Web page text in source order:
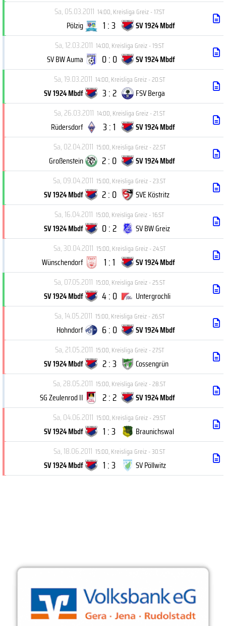
Sa, 05.03.2011 14:00,Kreisliga Greiz - 17.ST
Pölzig 1 : 3
SV 1924 Mbdf
Sa, 12.03.2011 14:00,Kreisliga Greiz - 19.ST
SV BW Auma 0 : 0
SV 1924 Mbdf
Sa, 19.03.2011 14:00,Kreisliga Greiz - 20.ST
SV 1924 Mbdf 3 : 2
FSV Berga
Sa, 26.03.2011 14:00,Kreisliga Greiz - 21.ST
Rüdersdorf 3 : 1
SV 1924 Mbdf
Sa, 02.04.2011 15:00,Kreisliga Greiz - 22.ST
Großenstein 2 : 0
SV 1924 Mbdf
Sa, 09.04.2011 15:00,Kreisliga Greiz - 23.ST
SV 1924 Mbdf 2 : 0
SVE Köstritz
Sa, 16.04.2011 15:00,Kreisliga Greiz - 16.ST
SV 1924 Mbdf 0 : 2
SV BW Greiz
Sa, 30.04.2011 15:00,Kreisliga Greiz - 24.ST
Wünschendorf 1 : 1
SV 1924 Mbdf
Sa, 07.05.2011 15:00,Kreisliga Greiz - 25.ST
SV 1924 Mbdf 4 : 0
Untergrochli
Sa, 14.05.2011 15:00,Kreisliga Greiz - 26.ST
Hohndorf 6 : 0
SV 1924 Mbdf
Sa, 21.05.2011 15:00,Kreisliga Greiz - 27.ST
SV 1924 Mbdf 2 : 3
Cossengrün
Sa, 28.05.2011 15:00,Kreisliga Greiz - 28.ST
SG Zeulenrod II 2 : 2
SV 1924 Mbdf
Sa, 04.06.2011 15:00,Kreisliga Greiz - 29.ST
SV 1924 Mbdf 1 : 3
Braunichswal
Sa, 18.06.2011 15:00,Kreisliga Greiz - 30.ST
SV 1924 Mbdf 1 : 3 SV Pöllwitz